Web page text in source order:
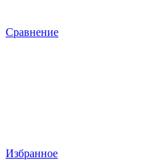
Сравнение
Избранное